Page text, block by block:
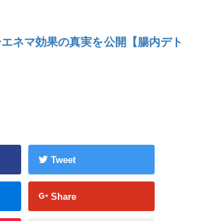
ネマ効果の真実を公開【腸内デト
Tweet
Share